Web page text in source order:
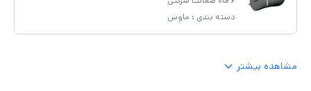
دسته بندی : ماوس
مشاهده بیشتر